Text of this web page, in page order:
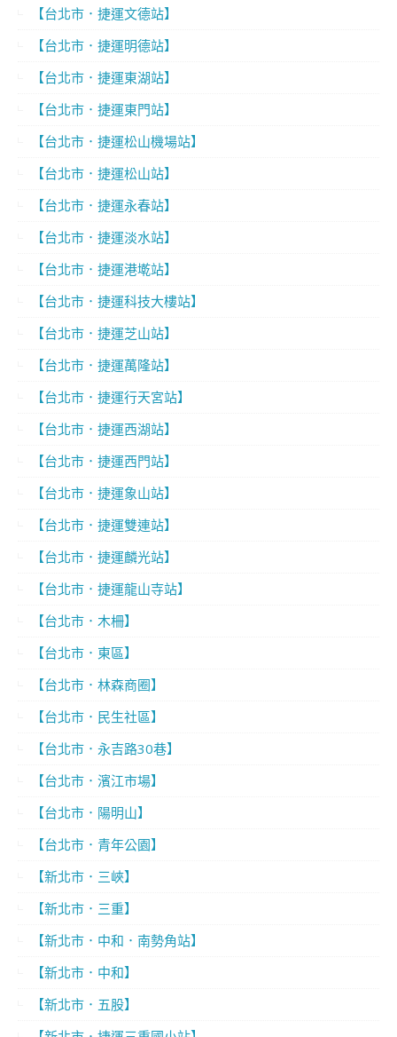
【台北市．捷運文德站】
【台北市．捷運明德站】
【台北市．捷運東湖站】
【台北市．捷運東門站】
【台北市．捷運松山機場站】
【台北市．捷運松山站】
【台北市．捷運永春站】
【台北市．捷運淡水站】
【台北市．捷運港墘站】
【台北市．捷運科技大樓站】
【台北市．捷運芝山站】
【台北市．捷運萬隆站】
【台北市．捷運行天宮站】
【台北市．捷運西湖站】
【台北市．捷運西門站】
【台北市．捷運象山站】
【台北市．捷運雙連站】
【台北市．捷運麟光站】
【台北市．捷運龍山寺站】
【台北市．木柵】
【台北市．東區】
【台北市．林森商圈】
【台北市．民生社區】
【台北市．永吉路30巷】
【台北市．濱江市場】
【台北市．陽明山】
【台北市．青年公園】
【新北市．三峽】
【新北市．三重】
【新北市．中和．南勢角站】
【新北市．中和】
【新北市．五股】